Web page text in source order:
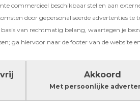
commercieel beschikbaar stellen aan
door gepersonaliseerde advertenties te
van rechtmatig belang, waartegen je
ga hiervoor naar de footer van de website
Akkoord
Met persoonlijke
Zó maak je van je
een comfortabele
voor je gezin